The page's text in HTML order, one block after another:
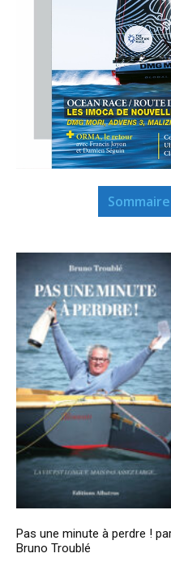
Pas une minute à perdre !
Bruno Troublé